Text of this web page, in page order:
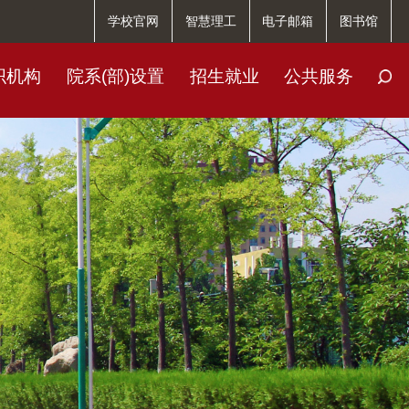
学校官网 智慧理工 电子邮箱 图书馆
机构 院系(部)设置 招生就业 公共服务